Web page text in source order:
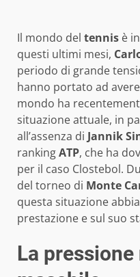
Il mondo del tennis è
questi ultimi mesi,
periodo di grande
hanno portato ad
mondo ha
situazione attuale, in
all’assenza di Jannik
rankingATP, che ha
per il caso Clostebol.
del torneo di Monte
questa situazione
prestazione e sul suo
La